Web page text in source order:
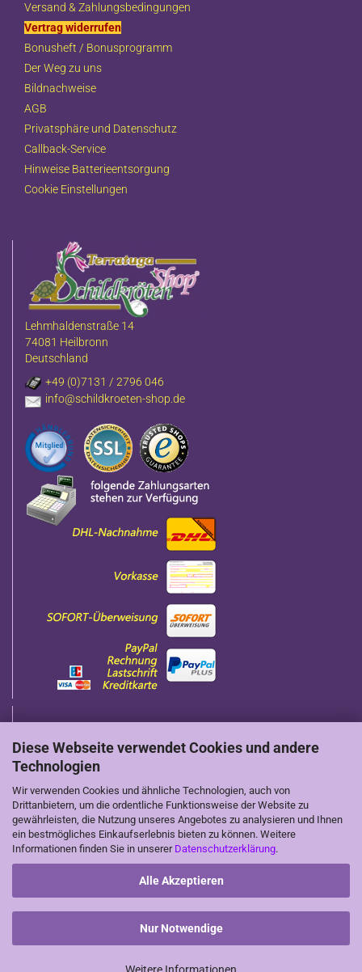
Diese Webseite verwendet Cookies und andere
Technologien
Wir verwenden Cookies und ähnliche Technologien, auch von
Drittanbietern, um die ordentliche Funktionsweise der Website zu
gewährleisten, die Nutzung unseres Angebotes zu analysieren und Ihnen
ein bestmögliches Einkaufserlebnis bieten zu können. Weitere
Informationen finden Sie in unserer Datenschutzerklärung.
Alle Akzeptieren
Nur Notwendige
Versand & Zahlungsbedingungen
Vertrag widerrufen
Bonusheft / Bonusprogramm
Der Weg zu uns
Bildnachweise
AGB
Privatsphäre und Datenschutz
Callback-Service
Hinweise Batterieentsorgung
Cookie Einstellungen
Lehmhaldenstraße 14
74081 Heilbronn
Deutschland
+49 (0)7131 / 2796 046
info@schildkroeten-shop.de
Wir sind auch auf Social-Media zu finden